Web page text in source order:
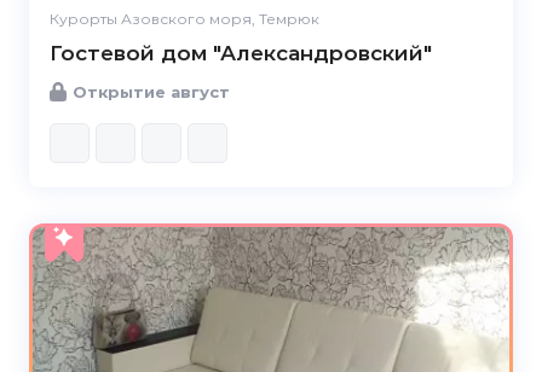
Курорты Азовского моря, Темрюк
Гостевой дом "Александровский"
Открытие август
5.0